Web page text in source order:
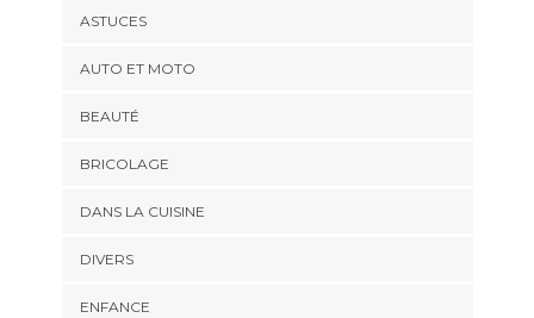
ASTUCES
AUTO ET MOTO
BEAUTÉ
BRICOLAGE
DANS LA CUISINE
DIVERS
ENFANCE